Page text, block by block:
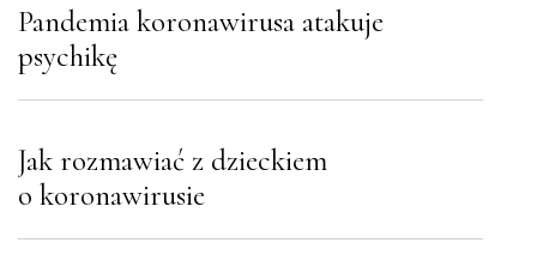
Pandemia koronawirusa atakuje
psychikę
Jak rozmawiać z dzieckiem
o koronawirusie